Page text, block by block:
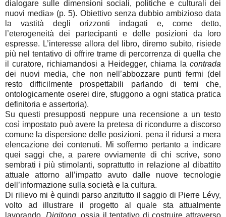
dialogare sulle dimensioni sociali, politiche e culturali dei
nuovi media» (p. 5). Obiettivo senza dubbio ambizioso data
la vastità degli orizzonti indagati e, come detto,
l’eterogeneità dei partecipanti e delle posizioni da loro
espresse. L’interesse allora del libro, diremo subito, risiede
più nel tentativo di offrire trame di percorrenza di quella che
il curatore, richiamandosi a Heidegger, chiama la contrada
dei nuovi media, che non nell’abbozzare punti fermi (del
resto difficilmente prospettabili parlando di temi che,
ontologicamente oserei dire, sfuggono a ogni statica pratica
definitoria e assertoria).
Su questi presupposti neppure una recensione a un testo
così impostato può avere la pretesa di ricondurre a discorso
comune la dispersione delle posizioni, pena il ridursi a mera
elencazione dei contenuti. Mi soffermo pertanto a indicare
quei saggi che, a parere ovviamente di chi scrive, sono
sembrati i più stimolanti, soprattutto in relazione al dibattito
attuale attorno all’impatto avuto dalle nuove tecnologie
dell’informazione sulla società e la cultura.
Di rilievo mi è quindi parso anzitutto il saggio di Pierre Lévy,
volto ad illustrare il progetto al quale sta attualmente